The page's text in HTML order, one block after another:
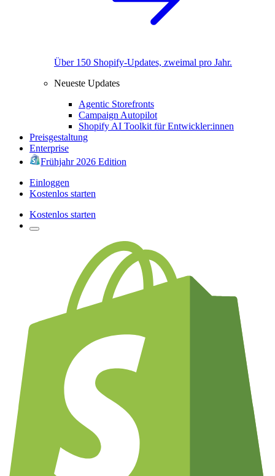
Über 150 Shopify-Updates, zweimal pro Jahr.
Neueste Updates
Agentic Storefronts
Campaign Autopilot
Shopify AI Toolkit für Entwickler:innen
Preisgestaltung
Enterprise
Frühjahr 2026 Edition
Einloggen
Kostenlos starten
Kostenlos starten